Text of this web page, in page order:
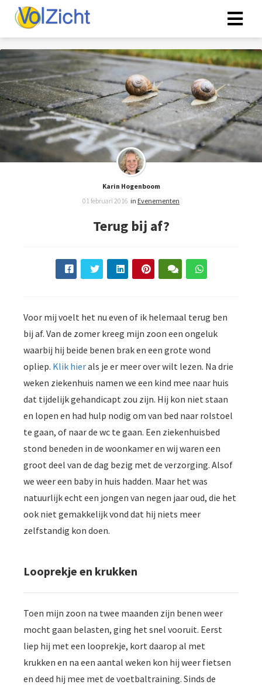
Karin Hogenboom
01 februari 2016 in Evenementen
Terug bij af?
Voor mij voelt het nu even of ik helemaal terug ben
bij af. Van de zomer kreeg mijn zoon een ongeluk
waarbij hij beide benen brak en een grote wond
opliep. Klik hierals je er meer over wilt lezen. Na drie
weken ziekenhuis namen we een kind mee naar huis
dat tijdelijk gehandicapt zou zijn. Hij kon niet staan
en lopen en had hulp nodig om van bed naar rolstoel
te gaan, of naar de wc te gaan. Een ziekenhuisbed
stond beneden in de woonkamer en wij waren een
groot deel van de dag bezig met de verzorging. Alsof
we weer een baby in huis hadden. Maar het was
natuurlijk echt een jongen van negen jaar oud, die het
ook niet gemakkelijk vond dat hij niets meer
zelfstandig kon doen.
Looprekje en krukken
Toen mijn zoon na twee maanden zijn benen weer
mocht gaan belasten, ging het snel vooruit. Eerst
liep hij met een looprekje, kort daarop al met
krukken en na een aantal weken kon hij weer fietsen
en deed hij mee met de voetbaltraining. Sinds de